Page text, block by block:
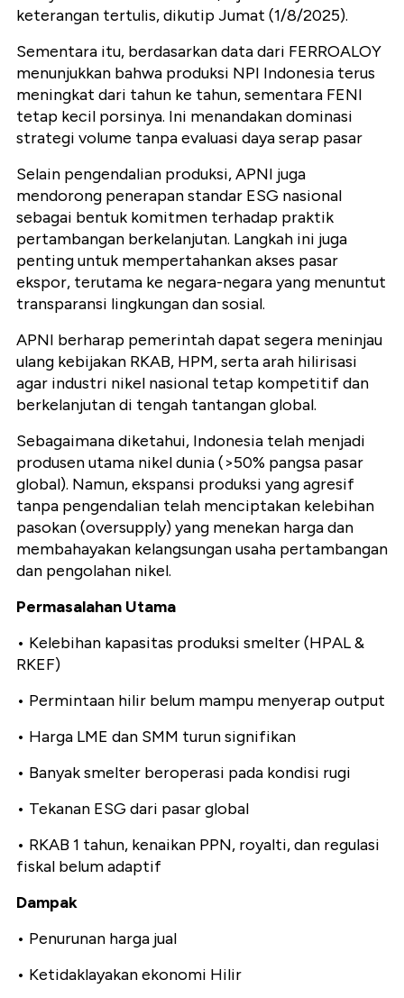
keterangan tertulis, dikutip Jumat (1/8/2025).
Sementara itu, berdasarkan data dari FERROALOY
menunjukkan bahwa produksi NPI Indonesia terus
meningkat dari tahun ke tahun, sementara FENI
tetap kecil porsinya. Ini menandakan dominasi
strategi volume tanpa evaluasi daya serap pasar
Selain pengendalian produksi, APNI juga
mendorong penerapan standar ESG nasional
sebagai bentuk komitmen terhadap praktik
pertambangan berkelanjutan. Langkah ini juga
penting untuk mempertahankan akses pasar
ekspor, terutama ke negara-negara yang menuntut
transparansi lingkungan dan sosial.
APNI berharap pemerintah dapat segera meninjau
ulang kebijakan RKAB, HPM, serta arah hilirisasi
agar industri nikel nasional tetap kompetitif dan
berkelanjutan di tengah tantangan global.
Sebagaimana diketahui, Indonesia telah menjadi
produsen utama nikel dunia (>50% pangsa pasar
global). Namun, ekspansi produksi yang agresif
tanpa pengendalian telah menciptakan kelebihan
pasokan (oversupply) yang menekan harga dan
membahayakan kelangsungan usaha pertambangan
dan pengolahan nikel.
Permasalahan Utama
• Kelebihan kapasitas produksi smelter (HPAL &
RKEF)
• Permintaan hilir belum mampu menyerap output
• Harga LME dan SMM turun signifikan
• Banyak smelter beroperasi pada kondisi rugi
• Tekanan ESG dari pasar global
• RKAB 1 tahun, kenaikan PPN, royalti, dan regulasi
fiskal belum adaptif
Dampak
• Penurunan harga jual
• Ketidaklayakan ekonomi Hilir